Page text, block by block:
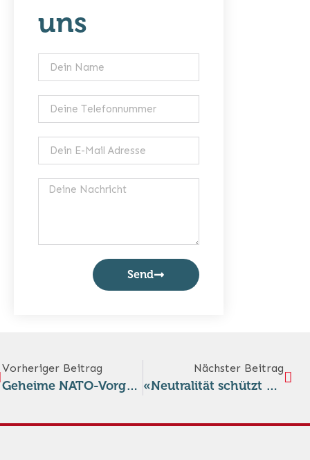
uns
Send
Vorheriger Beitrag
Geheime NATO-Vorgaben: Wie das Militär immer stärker in zivile Politikbereiche eindringt
Nächster Beitrag
«Neutralität schützt uns alle»: Zum irischen Widerstand gegen die Abschaffung des Triple Lock’s